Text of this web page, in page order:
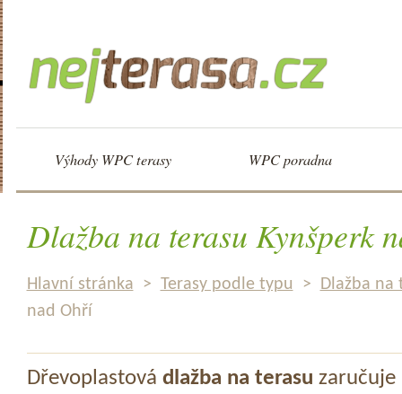
Výhody WPC terasy WPC poradna
Dlažba na terasu Kynšperk
Hlavní stránka > Terasy podle typu >
Dlažba na
nad Ohří
Dřevoplastová dlažba na terasu zaručuje